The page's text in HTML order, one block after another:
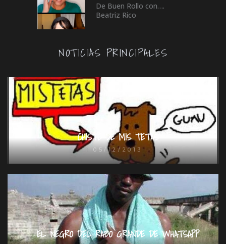
De Buen Rollo con….
Beatriz Rico
NOTICIAS PRINCIPALES
CHISTE DE MIS TETAS
05/12/2013
EL NEGRO DEL RABO GRANDE DE WHATSAPP